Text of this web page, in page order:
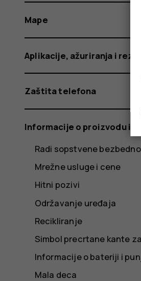
Mape
Aplikacije, ažuriranja i
Zaštita telefona
Informacije o proizvodu i
Radi sopstvene
Mrežne usluge i cene
Hitni pozivi
Održavanje uređaja
Recikliranje
Simbol precrtane kante
Informacije o bateriji i
Mala deca